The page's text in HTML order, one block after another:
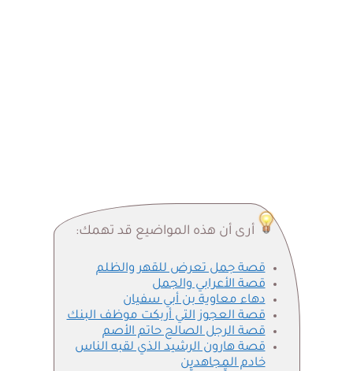
أرى أن هذه المواضيع قد تهمك:
قصة جمل تعرض للقهر والظلم
قصة الأعرابي والجمل
دهاء معاوية بن أبي سفيان
قصة العجوز التي أربكت موظف البنك
قصة الرجل الصالح حاتم الأصم
قصة هارون الرشيد الذي لقبه الناس
خادم المجاهدين